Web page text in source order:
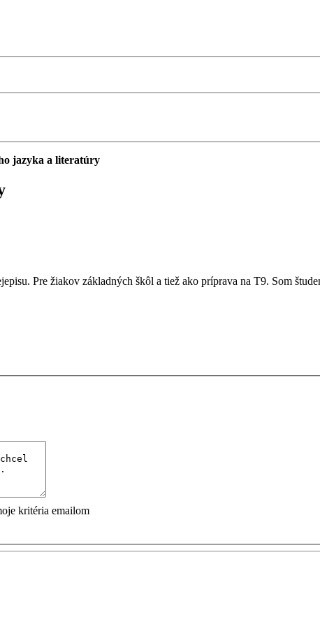
jazyka a literatúry
Pre žiakov základných škôl a tiež ako príprava na T9. Som
kritéria emailom